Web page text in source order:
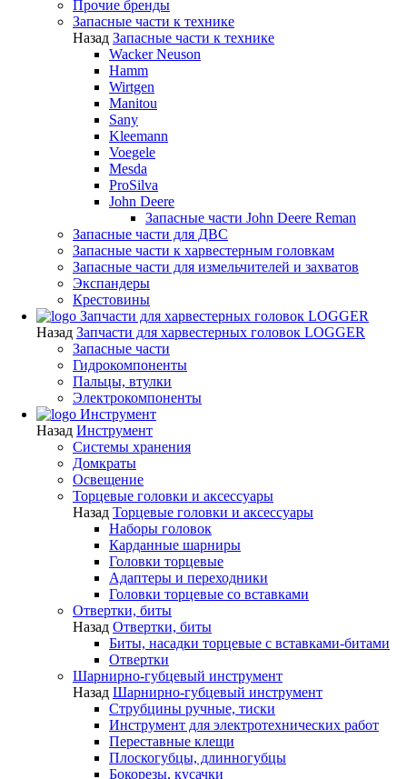
Прочие бренды
Запасные части к технике
Назад Запасные части к технике
Wacker Neuson
Hamm
Wirtgen
Manitou
Sany
Kleemann
Voegele
Mesda
ProSilva
John Deere
Запасные части John Deere Reman
Запасные части для ДВС
Запасные части к харвестерным головкам
Запасные части для измельчителей и захватов
Экспандеры
Крестовины
Запчасти для харвестерных головок LOGGER
Назад Запчасти для харвестерных головок LOGGER
Запасные части
Гидрокомпоненты
Пальцы, втулки
Электрокомпоненты
Инструмент
Назад Инструмент
Системы хранения
Домкраты
Освещение
Торцевые головки и аксессуары
Назад Торцевые головки и аксессуары
Наборы головок
Карданные шарниры
Головки торцевые
Адаптеры и переходники
Головки торцевые со вставками
Отвертки, биты
Назад Отвертки, биты
Биты, насадки торцевые с вставками-битами
Отвертки
Шарнирно-губцевый инструмент
Назад Шарнирно-губцевый инструмент
Струбцины ручные, тиски
Инструмент для электротехнических работ
Переставные клещи
Плоскогубцы, длинногубцы
Бокорезы, кусачки